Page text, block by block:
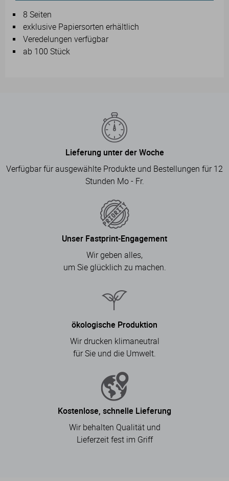
8 Seiten
exklusive Papiersorten erhältlich
Veredelungen verfügbar
ab 100 Stück
Lieferung unter der Woche
Verfügbar für ausgewählte Produkte und Bestellungen für 12
Stunden Mo - Fr.
Unser Fastprint-Engagement
Wir geben alles,
um Sie glücklich zu machen.
ökologische Produktion
Wir drucken klimaneutral
für Sie und die Umwelt.
Kostenlose, schnelle Lieferung
Wir behalten Qualität und
Lieferzeit fest im Griff